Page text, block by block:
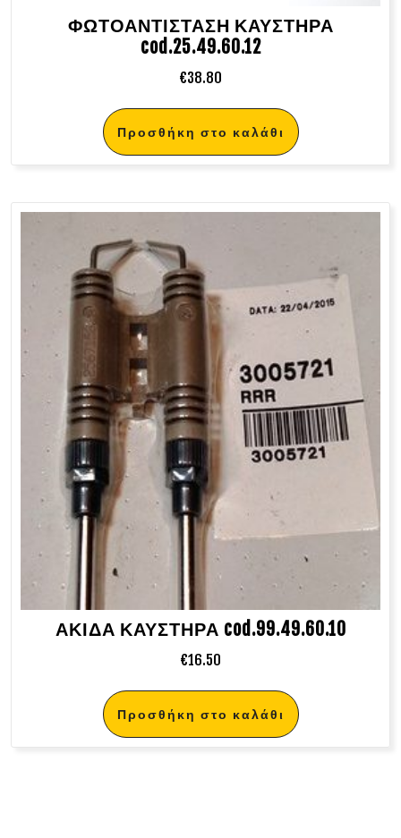
ΦΩΤΟΑΝΤΙΣΤΑΣΗ ΚΑΥΣΤΗΡΑ
cod.25.49.60.12
€38.80
Προσθήκη στο καλάθι
ΑΚΙΔΑ ΚΑΥΣΤΗΡΑ cod.99.49.60.10
€16.50
Προσθήκη στο καλάθι